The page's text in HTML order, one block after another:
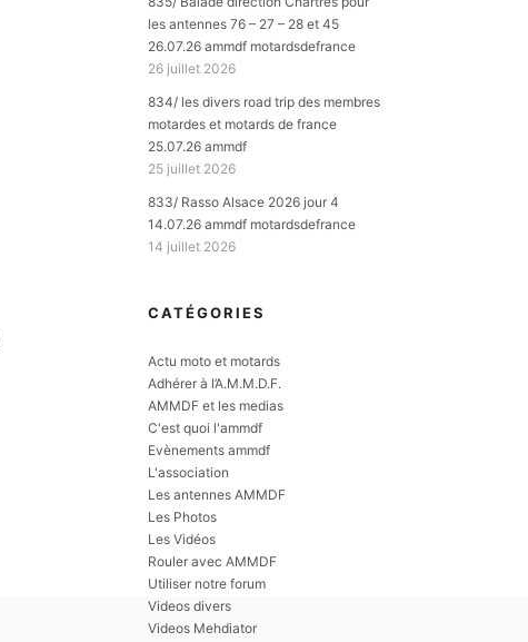
les antennes 76 – 27 – 28 et 45
26.07.26 ammdf motardsdefrance
26 juillet 2026
834/ les divers road trip des membres
motardes et motards de france
25.07.26 ammdf
25 juillet 2026
833/ Rasso Alsace 2026 jour 4
14.07.26 ammdf motardsdefrance
14 juillet 2026
CATÉGORIES
Actu moto et motards
Adhérer à l’A.M.M.D.F.
AMMDF et les medias
C'est quoi l'ammdf
Evènements ammdf
L'association
Les antennes AMMDF
Les Photos
Les Vidéos
Rouler avec AMMDF
Utiliser notre forum
Videos divers
Videos Mehdiator